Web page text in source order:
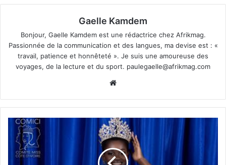
Gaelle Kamdem
Bonjour, Gaelle Kamdem est une rédactrice chez Afrikmag.
Passionnée de la communication et des langues, ma devise est : «
travail, patience et honnêteté ». Je suis une amoureuse des
voyages, de la lecture et du sport. paulegaelle@afrikmag.com